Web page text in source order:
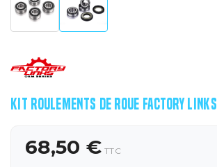
KIT ROULEMENTS DE ROUE FACTORY LINKS
68,50 € TTC